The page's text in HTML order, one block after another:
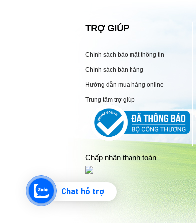
TRỢ GIÚP
Chính sách bảo mật thông tin
Chính sách bán hàng
Hướng dẫn mua hàng online
Trung tâm trợ giúp
Chấp nhận thanh toán
Chat hỗ trợ